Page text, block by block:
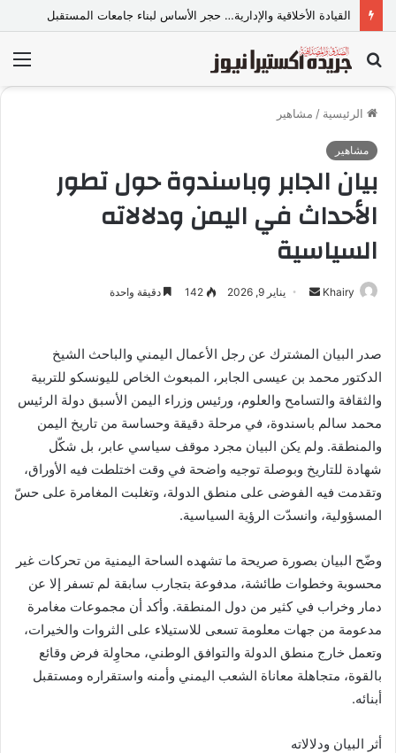
القيادة الأخلاقية والإدارية… حجر الأساس لبناء جامعات المستقبل
بحث
عن
الرئيسية / مشاهير
مشاهير
بيان الجابر وباسندوة حول تطور
الأحداث في اليمن ودلالاته
السياسية
Khairy
ل
ر
ي
ر
و
ن
ي
ا
يناير 9, 2026 142 دقيقة واحدة
صدر البيان المشترك عن رجل الأعمال اليمني والباحث الشيخ
الدكتور محمد بن عيسى الجابر، المبعوث الخاص لليونسكو للتربية
والثقافة والتسامح والعلوم، ورئيس وزراء اليمن الأسبق دولة الرئيس
محمد سالم باسندوة، في مرحلة دقيقة وحساسة من تاريخ اليمن
والمنطقة. ولم يكن البيان مجرد موقف سياسي عابر، بل شكّل
شهادة للتاريخ وبوصلة توجيه واضحة في وقت اختلطت فيه الأوراق،
وتقدمت فيه الفوضى على منطق الدولة، وتغلبت المغامرة على حسّ
المسؤولية، وانسدّت الرؤية السياسية.
وضّح البيان بصورة صريحة ما تشهده الساحة اليمنية من تحركات غير
محسوبة وخطوات طائشة، مدفوعة بتجارب سابقة لم تسفر إلا عن
دمار وخراب في كثير من دول المنطقة. وأكد أن مجموعات مغامرة
مدعومة من جهات معلومة تسعى للاستيلاء على الثروات والخيرات،
وتعمل خارج منطق الدولة والتوافق الوطني، محاوِلة فرض وقائع
بالقوة، متجاهلة معاناة الشعب اليمني وأمنه واستقراره ومستقبل
أبنائه.
أثر البيان ودلالاته